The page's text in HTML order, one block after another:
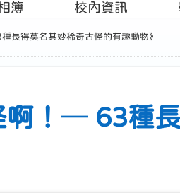
簿 校內資訊
長得莫名其妙稀奇古怪的有趣動物》
！─ 63種